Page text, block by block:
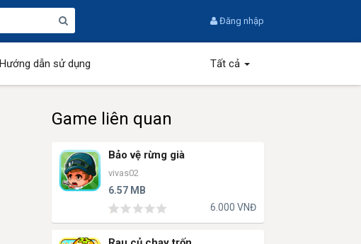
Đăng nhập
Hướng dẫn sử dụng Tất cả
Game liên quan
Bảo vệ rừng già
vivas02
6.57 MB
6.000 VNĐ